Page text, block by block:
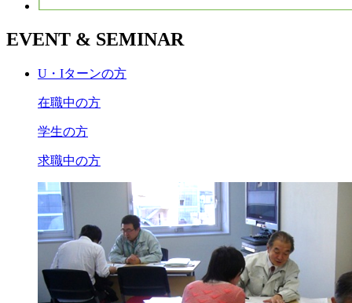
EVENT & SEMINAR
U・Iターンの方
在職中の方
学生の方
求職中の方